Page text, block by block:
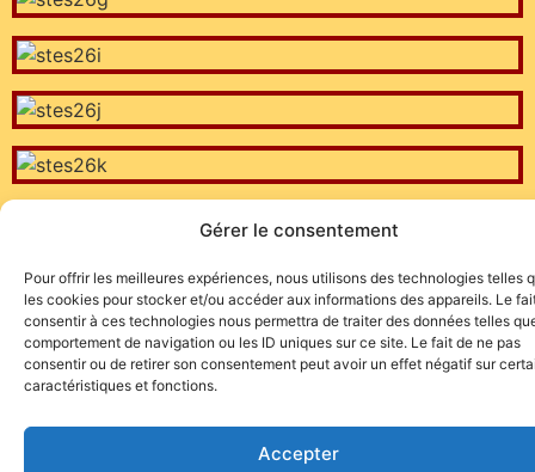
Gérer le consentement
Pour offrir les meilleures expériences, nous utilisons des technologies telles
les cookies pour stocker et/ou accéder aux informations des appareils. Le
consentir à ces technologies nous permettra de traiter des données telles
comportement de navigation ou les ID uniques sur ce site. Le fait de ne pas
consentir ou de retirer son consentement peut avoir un effet négatif sur
caractéristiques et fonctions.
Accepter
Site de l'association TOROFIESTA